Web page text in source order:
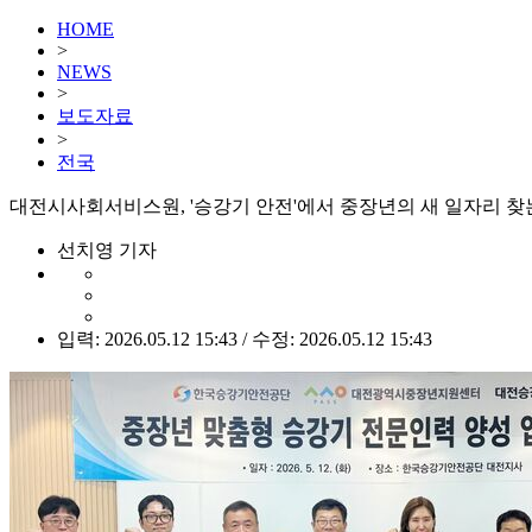
HOME
>
NEWS
>
보도자료
>
전국
대전시사회서비스원, '승강기 안전'에서 중장년의 새 일자리 찾
선치영 기자
입력: 2026.05.12 15:43 / 수정: 2026.05.12 15:43